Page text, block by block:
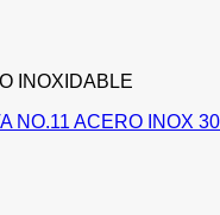
INOXIDABLE
NO.11 ACERO INOX